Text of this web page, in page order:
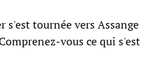
s'est tournée vers Assange
vous ce qui s'est